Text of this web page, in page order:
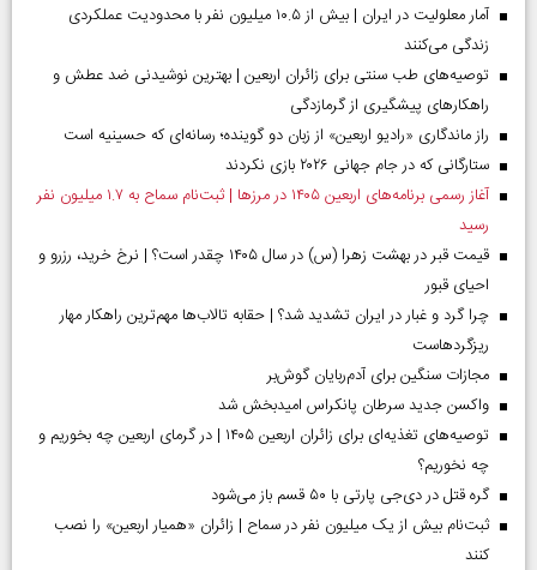
آمار معلولیت در ایران | بیش از ۱۰.۵ میلیون نفر با محدودیت عملکردی
زندگی می‌کنند
توصیه‌های طب سنتی برای زائران اربعین | بهترین نوشیدنی ضد عطش و
راهکارهای پیشگیری از گرمازدگی
راز ماندگاری «رادیو اربعین» از زبان دو گوینده؛ رسانه‌ای که حسینیه است
ستارگانی که در جام جهانی ۲۰۲۶ بازی نکردند
آغاز رسمی برنامه‌های اربعین ۱۴۰۵ در مرز‌ها | ثبت‌نام سماح به ۱.۷ میلیون نفر
رسید
قیمت قبر در بهشت زهرا (س) در سال ۱۴۰۵ چقدر است؟ | نرخ خرید، رزرو و
احیای قبور
چرا گرد و غبار در ایران تشدید شد؟ | حقابه تالاب‌ها مهم‌ترین راهکار مهار
ریزگردهاست
مجازات سنگین برای آدم‌ربایان گوش‌بر
واکسن جدید سرطان پانکراس امیدبخش شد
توصیه‌های تغذیه‌ای برای زائران اربعین ۱۴۰۵ | در گرمای اربعین چه بخوریم و
چه نخوریم؟
گره قتل در دی‌جی پارتی با ۵۰ قسم باز می‌شود
ثبت‌نام بیش از یک میلیون نفر در سماح | زائران «همیار اربعین» را نصب
کنند